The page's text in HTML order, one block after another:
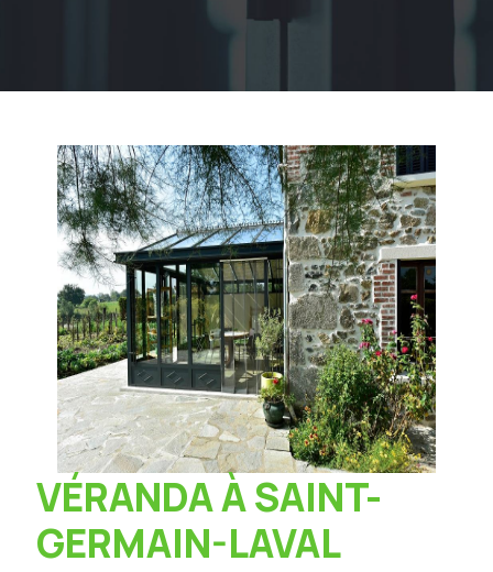
VÉRANDA À SAINT-
GERMAIN-LAVAL